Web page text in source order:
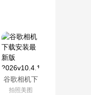
谷歌相机下
载安装最新
拍照美图